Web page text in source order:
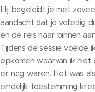
Hij begeleidt je met
aandacht dat je volledig
en de reis naar binnen
Tijdens de sessie voelde
opkomen waarvan ik niet
er nog waren. Het was
eindelijk toestemming